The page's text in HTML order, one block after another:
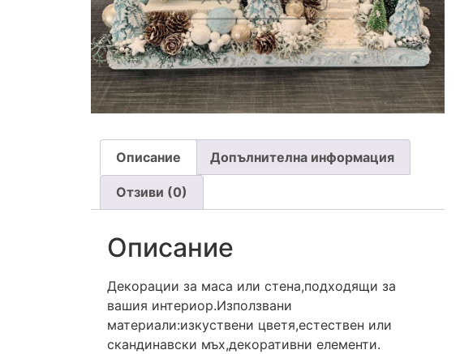
Описание Допълнителна информация
Отзиви (0)
Описание
Декорации за маса или стена,подходящи за
вашия интериор.Използвани
материали:изкуствени цветя,естествен или
скандинавски мъх,декоративни елементи.